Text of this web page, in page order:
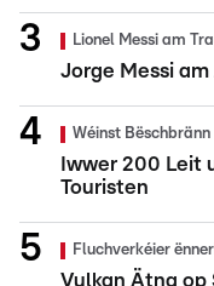
Lionel Messi am
Jorge Messi
Wéinst Bëschbränn
Iwwer 200 Leit
Touristen
Fluchverkéier
Vulkan Ätna op